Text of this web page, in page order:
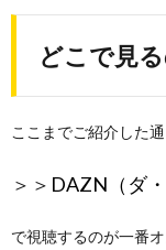
どこで見
ここまでご紹介した
＞＞ DAZN（ダ・
で視聴するのが一番オ